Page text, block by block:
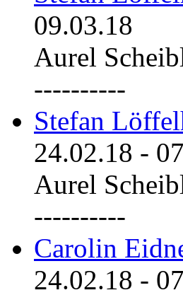
09.03.18
Aurel
----------
Stefan
24.02.18 -
Aurel
----------
Carolin
24.02.18 -